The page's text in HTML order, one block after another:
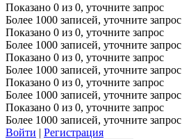
Показано 0 из 0, уточните запрос
Более 1000 записей, уточните запрос
Показано 0 из 0, уточните запрос
Более 1000 записей, уточните запрос
Показано 0 из 0, уточните запрос
Более 1000 записей, уточните запрос
Показано 0 из 0, уточните запрос
Более 1000 записей, уточните запрос
Показано 0 из 0, уточните запрос
Более 1000 записей, уточните запрос
Войти | Регистрация